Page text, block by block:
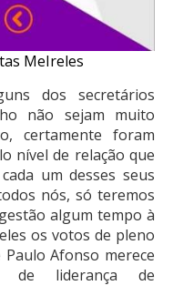
MeIreles
dos secretários
não sejam muito
certamente foram
nível de relação que
um desses seus
nós, só teremos
algum tempo à
os votos de pleno
Afonso merece
de liderança de